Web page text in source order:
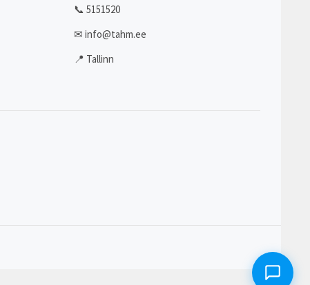
📞 5151520
✉ info@tahm.ee
📍 Tallinn